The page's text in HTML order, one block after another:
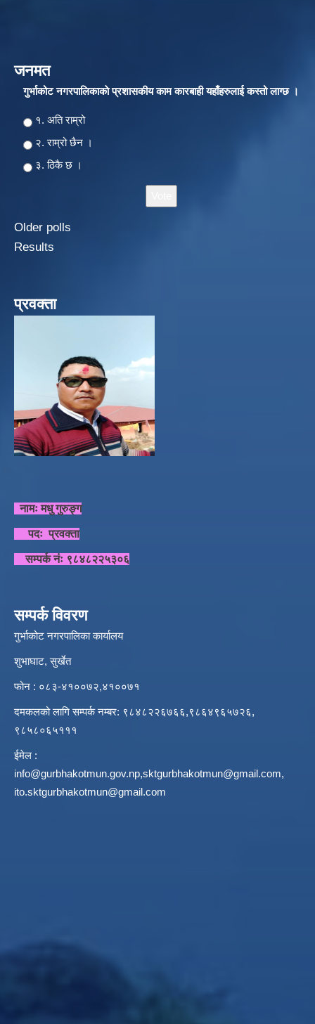
जनमत
गुर्भाकोट नगरपालिकाकाे प्रशासकीय काम कारबाही यहाँहरुलाई कस्तो लाग्छ ।
Choices
१. अति राम्रो
२‍‍. राम्रो छैन ।
३. ठिकै छ ।
Older polls
Results
प्रवक्ता
नामः मधु गुरुङ्ग
पदः प्रवक्ता
सम्पर्क नंः ९८४८२२५३०६
सम्पर्क विवरण
गुर्भाकोट नगरपालिका कार्यालय
शुभाघाट, सुर्खेत
फोन : ०८३-४१००७२,४१००७१
दमकलको लागि सम्पर्क नम्बर: ९८४८२२६७६६,९८६४९६५७२६,
९८५८०६५१११
ईमेल :
info@gurbhakotmun.gov.np,sktgurbhakotmun@gmail.com,
ito.sktgurbhakotmun@gmail.com